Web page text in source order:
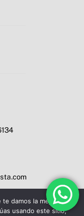
te damos la mejor
usando este sitio,